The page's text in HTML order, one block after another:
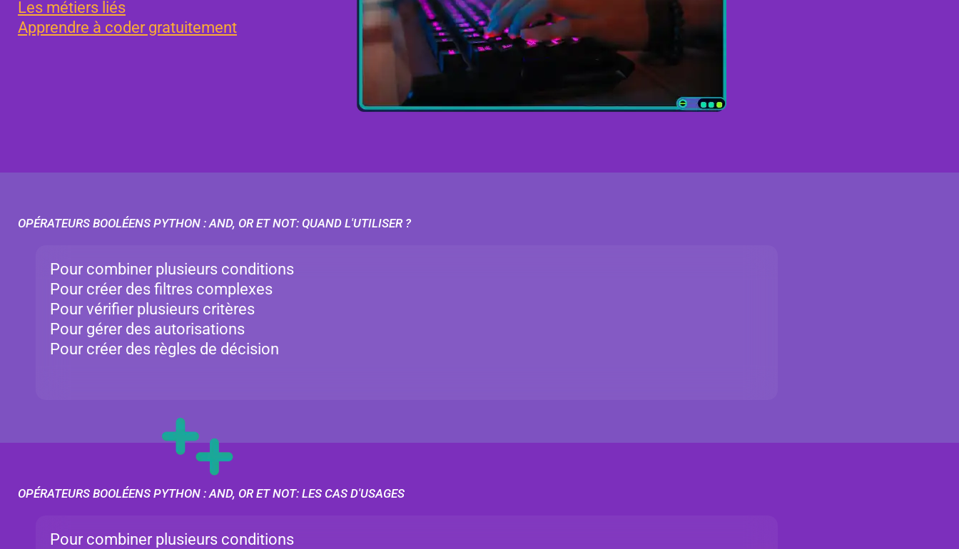
Les métiers liés
Apprendre à coder gratuitement
OPÉRATEURS BOOLÉENS PYTHON : AND, OR ET NOT: QUAND L'UTILISER ?
Pour combiner plusieurs conditions
Pour créer des filtres complexes
Pour vérifier plusieurs critères
Pour gérer des autorisations
Pour créer des règles de décision
OPÉRATEURS BOOLÉENS PYTHON : AND, OR ET NOT: LES CAS D'USAGES
Pour combiner plusieurs conditions